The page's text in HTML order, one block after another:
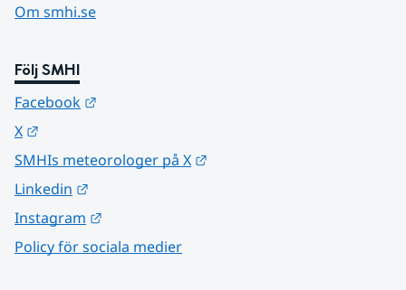
Om smhi.se
Följ SMHI
Facebook
X
SMHIs meteorologer på X
Linkedin
Instagram
Policy för sociala medier